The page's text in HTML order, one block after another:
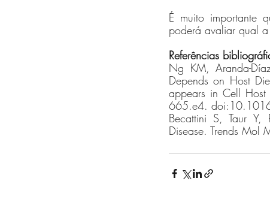
É muito importante
poderá avaliar qual
Referências
Ng KM, Aranda-
Depends on Host
appears in Cell
665.e4.
Becattini S, Taur Y,
Disease. Trends